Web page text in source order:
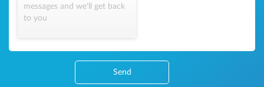
messages and we'll get back
to you
Send